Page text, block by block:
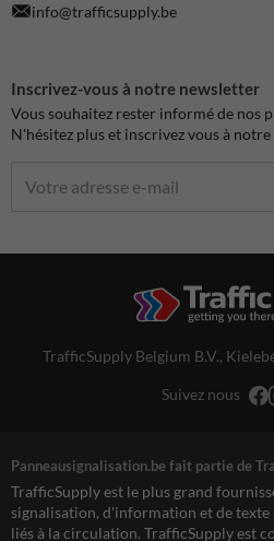
info@trafficsupply.be
Inscrivez-vous à notre newsletter
Vous souhaitez rester informé de nos
N'hésitez plus et inscrivez vous à
TrafficSupply Belgium B.V.,
Suivez nous
Panneausignalisation.be fait partie de
TrafficSupply est le plus grand
signalisation, d'information et de
liés à la circulation. TrafficSupply est